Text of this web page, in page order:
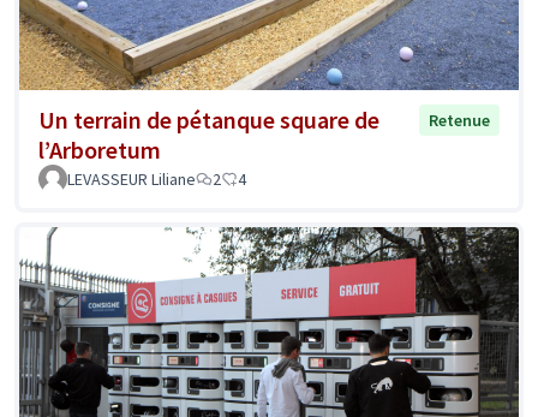
Un terrain de pétanque square de
l’Arboretum
Retenue
LEVASSEUR Liliane 2 4